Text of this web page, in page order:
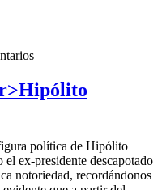
política de Hipólito
ex-presidente descapotado
notoriedad, recordándonos